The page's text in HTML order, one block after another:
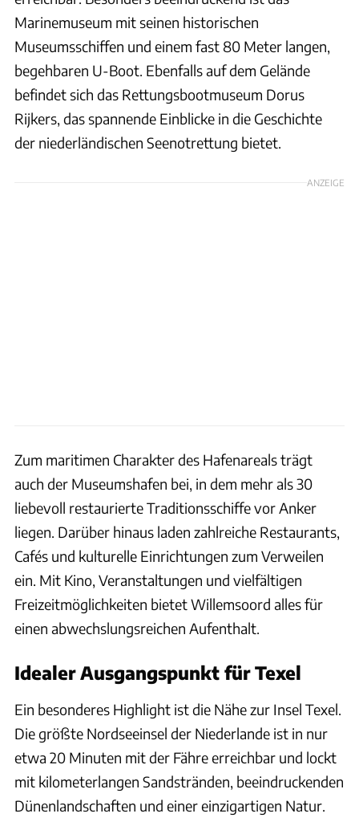
Marinemuseum mit seinen historischen
Museumsschiffen und einem fast 80 Meter langen,
begehbaren U-Boot. Ebenfalls auf dem Gelände
befindet sich das Rettungsbootmuseum Dorus
Rijkers, das spannende Einblicke in die Geschichte
der niederländischen Seenotrettung bietet.
ANZEIGE
Zum maritimen Charakter des Hafenareals trägt
auch der Museumshafen bei, in dem mehr als 30
liebevoll restaurierte Traditionsschiffe vor Anker
liegen. Darüber hinaus laden zahlreiche Restaurants,
Cafés und kulturelle Einrichtungen zum Verweilen
ein. Mit Kino, Veranstaltungen und vielfältigen
Freizeitmöglichkeiten bietet Willemsoord alles für
einen abwechslungsreichen Aufenthalt.
Idealer Ausgangspunkt für Texel
Ein besonderes Highlight ist die Nähe zur Insel Texel.
Die größte Nordseeinsel der Niederlande ist in nur
etwa 20 Minuten mit der Fähre erreichbar und lockt
mit kilometerlangen Sandstränden, beeindruckenden
Dünenlandschaften und einer einzigartigen Natur.